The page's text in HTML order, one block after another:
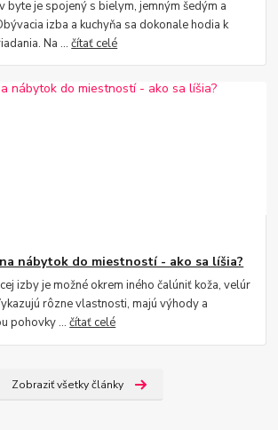
byte je spojený s bielym, jemným šedým a
izba a kuchyňa sa dokonale hodia k
Na ...čítať celé
nábytok do miestností - ako sa líšia?
izby je možné okrem iného čalúniť koža, velúr
rôzne vlastnosti, majú výhody a
pohovky ...čítať celé
Zobraziť všetky články